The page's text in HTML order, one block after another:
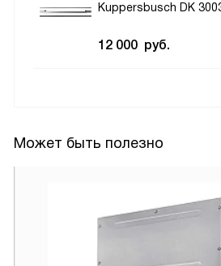
Kuppersbusch DK
12 000 руб.
Может быть полезно